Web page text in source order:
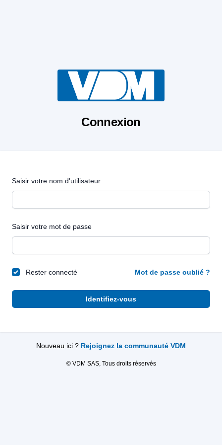
Connexion
Saisir votre nom d'utilisateur
Saisir votre mot de passe
Rester connecté Mot de passe oublié ?
Identifiez-vous
Nouveau ici ? Rejoignez la communauté VDM
© VDM SAS, Tous droits réservés